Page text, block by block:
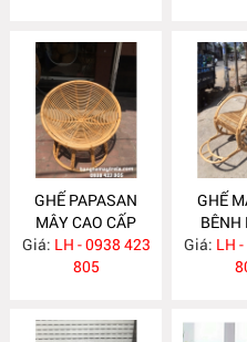
GHẾ PAPASAN
MÂY CAO CẤP
MA163
Giá: LH - 0938 423
805
GHẾ
Giá: LH